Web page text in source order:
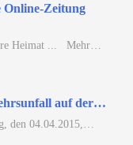
Online-Zeitung
Heimat ... Mehr…
auf der…
den 04.04.2015,…